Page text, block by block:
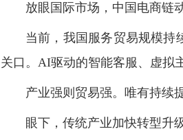
放眼国际市场，中国电商链
当前，我国服务贸易规模持
关口。AI驱动的智能客服、虚拟
产业强则贸易强。唯有持续
眼下，传统产业加快转型升